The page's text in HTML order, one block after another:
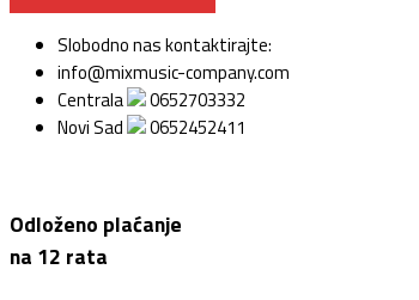
Slobodno nas kontaktirajte:
info@mixmusic-company.com
Centrala
0652703332
Novi Sad
0652452411
Odloženo plaćanje
na 12 rata